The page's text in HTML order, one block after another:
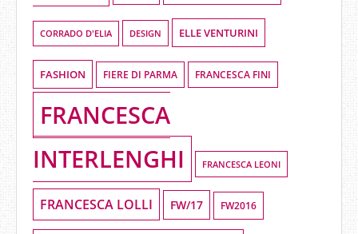
CORRADO D'ELIA DESIGN ELLE VENTURINI
FASHION FIERE DI PARMA FRANCESCA FINI
FRANCESCA
INTERLENGHI
FRANCESCA LEONI
FRANCESCA LOLLI FW/17 FW2016